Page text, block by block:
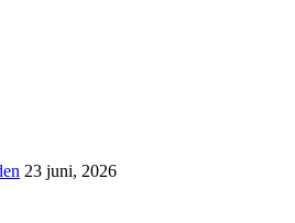
23 juni, 2026